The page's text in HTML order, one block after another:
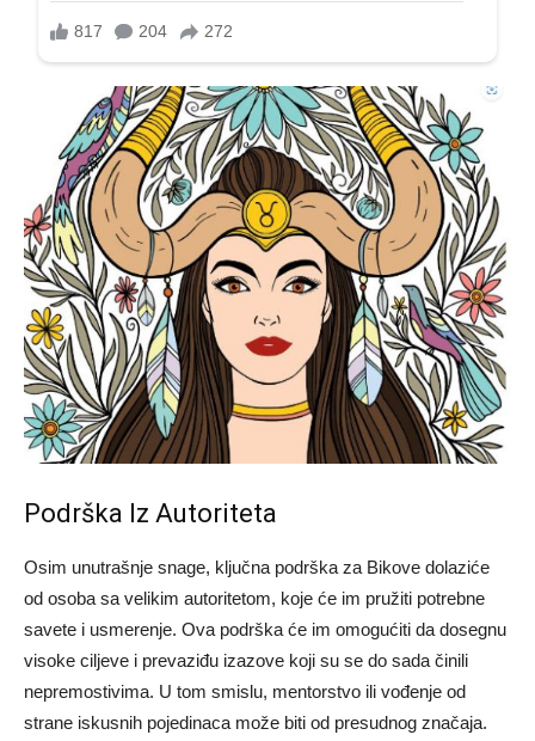
Podrška Iz Autoriteta
Osim unutrašnje snage, ključna podrška za Bikove dolaziće
od osoba sa velikim autoritetom, koje će im pružiti potrebne
savete i usmerenje. Ova podrška će im omogućiti da dosegnu
visoke ciljeve i prevaziđu izazove koji su se do sada činili
nepremostivima. U tom smislu, mentorstvo ili vođenje od
strane iskusnih pojedinaca može biti od presudnog značaja.